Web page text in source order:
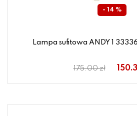
- 14 %
Lampa sufitowa ANDY 1
175.00 zł